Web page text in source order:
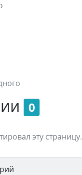
0
эту страницу.